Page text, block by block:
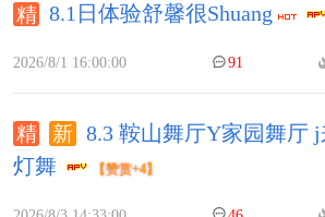
8.1日体验舒馨很Shuang
2026/8/1 16:00:00 91
8.3 鞍山舞厅Y家园舞厅
灯舞
【赞赏+4】